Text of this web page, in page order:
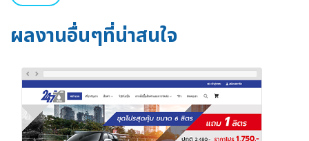
ผลงานอื่นๆที่น่าสนใจ